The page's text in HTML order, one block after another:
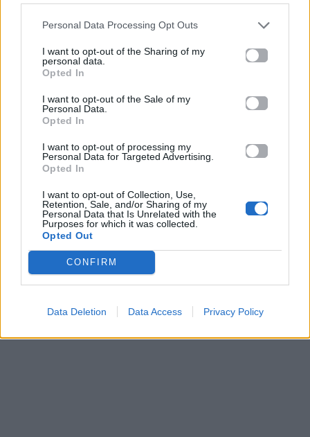
Personal Data Processing Opt Outs
I want to opt-out of the Sharing of my
personal data.
Opted In
I want to opt-out of the Sale of my
Personal Data.
Opted In
I want to opt-out of processing my
Personal Data for Targeted Advertising.
Opted In
I want to opt-out of Collection, Use,
Retention, Sale, and/or Sharing of my
Personal Data that Is Unrelated with the
Purposes for which it was collected.
Opted Out
CONFIRM
Data Deletion Data Access Privacy Policy
λάθος επιλογή ανάμεσα σε ξενοδοχείο και
camping,υπάρχει μόνο αυτό που ταιριάζει στον
χαρακτήρα και την ενέργεια του καθενός. Τα ζώδια
απλώς αποκαλύπτουν τις τάσεις μας: άλλοι
αναζητούν πολυτέλεια, άνεση και ιδιωτικότητα,
ενώ άλλοι κυνηγούν ελευθερία, περιπέτεια και
επαφή με τη φύση. Όπως και να έχει, το καλοκαίρι
είναι εμπειρία, όχι κανόνας. Και είτε σε σκηνή είτε
σε σουίτα, το σημαντικό είναι να περνάς καλά, με
τον δικό σου τρόπο.
Διάβασε επίσης: